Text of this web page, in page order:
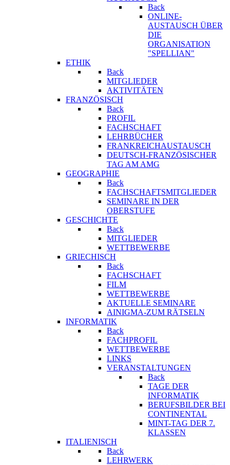
Back
ONLINE-
AUSTAUSCH ÜBER
DIE
ORGANISATION
"SPELLIAN"
ETHIK
Back
MITGLIEDER
AKTIVITÄTEN
FRANZÖSISCH
Back
PROFIL
FACHSCHAFT
LEHRBÜCHER
FRANKREICHAUSTAUSCH
DEUTSCH-FRANZÖSISCHER
TAG AM AMG
GEOGRAPHIE
Back
FACHSCHAFTSMITGLIEDER
SEMINARE IN DER
OBERSTUFE
GESCHICHTE
Back
MITGLIEDER
WETTBEWERBE
GRIECHISCH
Back
FACHSCHAFT
FILM
WETTBEWERBE
AKTUELLE SEMINARE
AINIGMA-ZUM RÄTSELN
INFORMATIK
Back
FACHPROFIL
WETTBEWERBE
LINKS
VERANSTALTUNGEN
Back
TAGE DER
INFORMATIK
BERUFSBILDER BEI
CONTINENTAL
MINT-TAG DER 7.
KLASSEN
ITALIENISCH
Back
LEHRWERK